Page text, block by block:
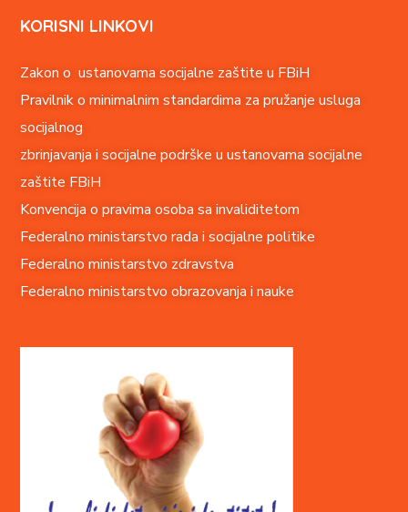
KORISNI LINKOVI
Zakon o ustanovama socijalne zaštite u FBiH
Pravilnik o minimalnim standardima za pružanje usluga
socijalnog
zbrinjavanja i socijalne podrške u ustanovama socijalne
zaštite FBiH
Konvencija o pravima osoba sa invaliditetom
Federalno ministarstvo rada i socijalne politike
Federalno ministarstvo zdravstva
Federalno ministarstvo obrazovanja i nauke